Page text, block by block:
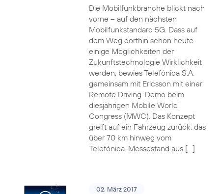
Die Mobilfunkbranche blickt nach
vorne – auf den nächsten
Mobilfunkstandard 5G. Dass auf
dem Weg dorthin schon heute
einige Möglichkeiten der
Zukunftstechnologie Wirklichkeit
werden, bewies Telefónica S.A.
gemeinsam mit Ericsson mit einer
Remote Driving-Demo beim
diesjährigen Mobile World
Congress (MWC). Das Konzept
greift auf ein Fahrzeug zurück, das
über 70 km hinweg vom
Telefónica-Messestand aus […]
02. März 2017